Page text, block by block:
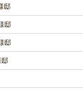
邸
邸
邸
邸